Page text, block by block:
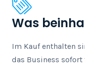
Was
Im Kauf enthalten
das Business